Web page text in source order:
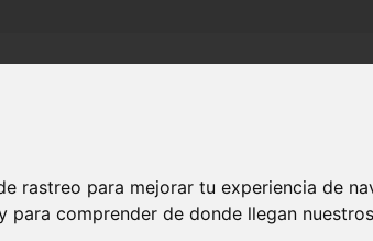
rastreo para mejorar tu experiencia de
para comprender de donde llegan